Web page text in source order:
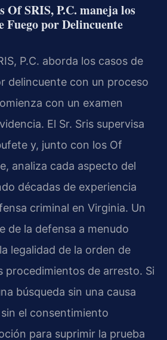
Of SRIS, P.C. maneja los
Fuego por Delincuente
P.C. aborda los casos de
delincuente con un proceso
con un examen
El Sr. Sris supervisa
y, junto con los Of
analiza cada aspecto del
décadas de experiencia
criminal en Virginia. Un
de la defensa a menudo
legalidad de la orden de
procedimientos de arresto. Si
búsqueda sin una causa
el consentimiento
para suprimir la prueba